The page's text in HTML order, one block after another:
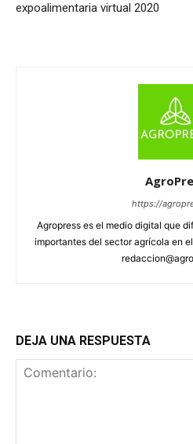
expoalimentaria virtual 2020
https://
Agropress es el medio digital que
importantes del sector agrícola en
DEJA UNA RESPUESTA